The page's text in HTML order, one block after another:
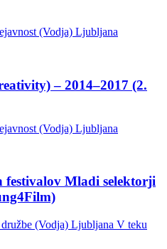
(Vodja) Ljubljana
– 2014–2017 (2.
(Vodja) Ljubljana
festivalov Mladi selektorji
(Vodja) Ljubljana V teku